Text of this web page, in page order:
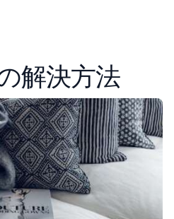
解決方法